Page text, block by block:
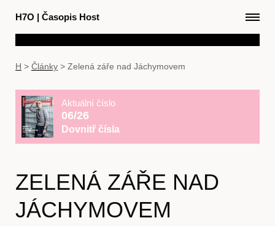
H7O | Časopis Host
H > Články > Zelená záře nad Jáchymovem
Aktuální číslo
06/26
Dovnitř čísla
ZELENÁ ZÁŘE NAD
JÁCHYMOVEM